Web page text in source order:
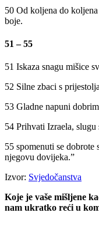
50 Od koljena do
boje.
51 – 55
51 Iskaza snagu mišice
52 Silne zbaci s
53 Gladne napuni
54 Prihvati Izraela, slugu
55 spomenuti se
njegovu dovijeka.”
Izvor: Svjedočanstva
Koje je vaše mišljene
nam ukratko reći u